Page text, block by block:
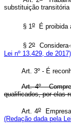
substituição
§ 1oÉ proibida
§ 2o
Lei nº 13.429, de 2017)
Art. 3º - É
Art. 4º -
qualificados, por elas
Art. 4oEmpresa
(Redação dada pela